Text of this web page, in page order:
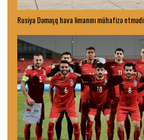
Rusiya Dəməşq hava limanını mühafizə etmədi